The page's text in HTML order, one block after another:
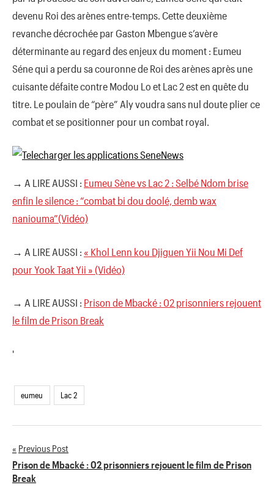
devenu Roi des arènes entre-temps. Cette deuxième
revanche décrochée par Gaston Mbengue s’avère
déterminante au regard des enjeux du moment : Eumeu
Séne qui a perdu sa couronne de Roi des arènes après une
cuisante défaite contre Modou Lo et Lac 2 est en quête du
titre. Le poulain de “père” Aly voudra sans nul doute plier ce
combat et se positionner pour un combat royal.
→ A LIRE AUSSI : Eumeu Sène vs Lac 2 : Selbé Ndom brise
enfin le silence : “combat bi dou doolé, demb wax
naniouma”(Vidéo)
→ A LIRE AUSSI : « Khol Lenn kou Djiguen Yii Nou Mi Def
pour Yook Taat Yii » (Vidéo)
→ A LIRE AUSSI : Prison de Mbacké : 02 prisonniers rejouent
le film de Prison Break
'
eumeu Lac 2
Navigation
de
Previous Post
Prison de Mbacké : 02 prisonniers rejouent le film de Prison
Break